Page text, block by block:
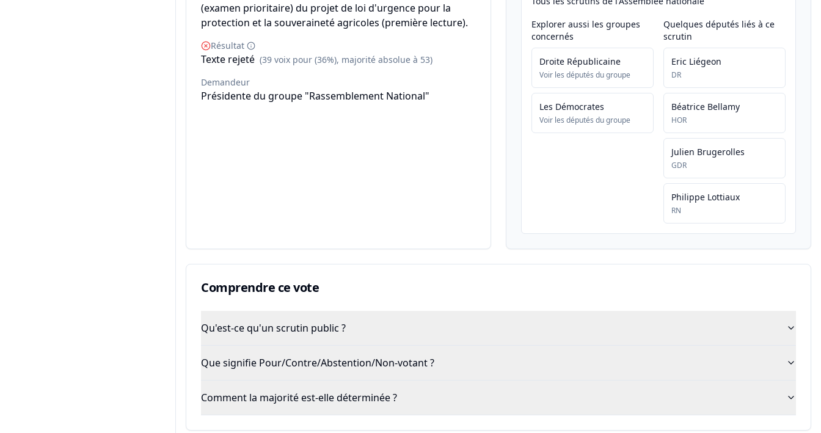
(examen prioritaire) du projet de loi d'urgence pour la
protection et la souveraineté agricoles (première lecture).
Résultat
Texte rejeté (39 voix pour (36%), majorité absolue à 53)
Demandeur
Présidente du groupe "Rassemblement National"
Explorer aussi les groupes
concernés
Droite Républicaine
Voir les députés du groupe
Les Démocrates
Voir les députés du groupe
Quelques députés liés à ce
scrutin
Eric Liégeon
DR
Béatrice Bellamy
HOR
Julien Brugerolles
GDR
Philippe Lottiaux
RN
Comprendre ce vote
Qu'est-ce qu'un scrutin public ?
Que signifie Pour/Contre/Abstention/Non-votant ?
Comment la majorité est-elle déterminée ?